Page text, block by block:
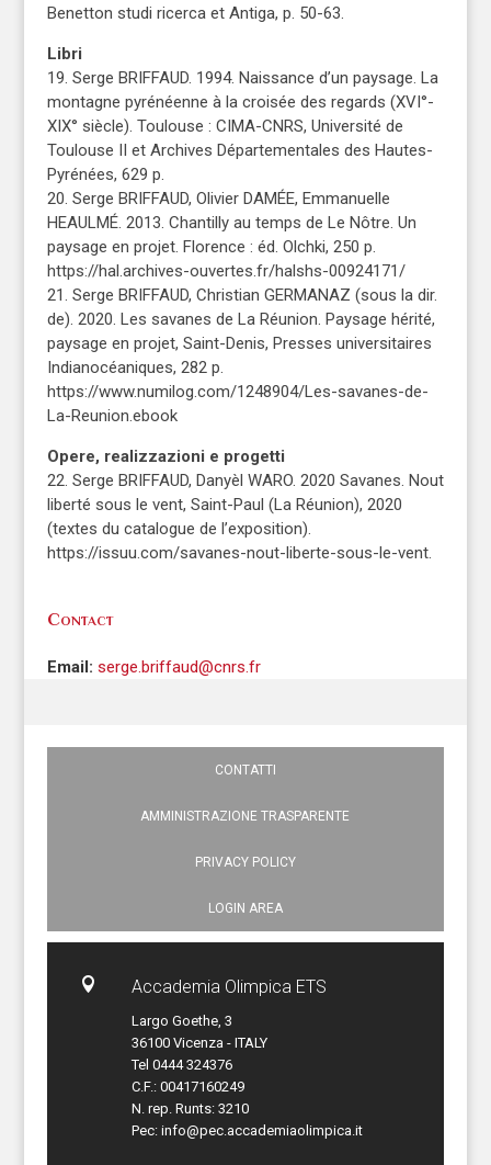
Benetton studi ricerca et Antiga, p. 50-63.
Libri
19. Serge BRIFFAUD. 1994. Naissance d’un paysage. La
montagne pyrénéenne à la croisée des regards (XVI°-
XIX° siècle). Toulouse : CIMA-CNRS, Université de
Toulouse II et Archives Départementales des Hautes-
Pyrénées, 629 p.
20. Serge BRIFFAUD, Olivier DAMÉE, Emmanuelle
HEAULMÉ. 2013. Chantilly au temps de Le Nôtre. Un
paysage en projet. Florence : éd. Olchki, 250 p.
https://hal.archives-ouvertes.fr/halshs-00924171/
21. Serge BRIFFAUD, Christian GERMANAZ (sous la dir.
de). 2020. Les savanes de La Réunion. Paysage hérité,
paysage en projet, Saint-Denis, Presses universitaires
Indianocéaniques, 282 p.
https://www.numilog.com/1248904/Les-savanes-de-
La-Reunion.ebook
Opere, realizzazioni e progetti
22. Serge BRIFFAUD, Danyèl WARO. 2020 Savanes. Nout
liberté sous le vent, Saint-Paul (La Réunion), 2020
(textes du catalogue de l’exposition).
https://issuu.com/savanes-nout-liberte-sous-le-vent.
Contact
Email: serge.briffaud@cnrs.fr
CONTATTI
AMMINISTRAZIONE TRASPARENTE
PRIVACY POLICY
LOGIN AREA
 Accademia Olimpica ETS
Largo Goethe, 3
36100 Vicenza - ITALY
Tel 0444 324376
C.F.: 00417160249
N. rep. Runts: 3210
Pec: info@pec.accademiaolimpica.it